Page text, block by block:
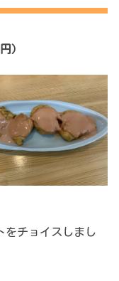
）
をチョイスしまし